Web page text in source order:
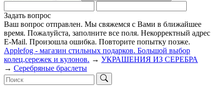
Задать вопрос
Ваш вопрос отправлен. Мы свяжемся с Вами в ближайшее
время. Пожалуйста, заполните все поля. Некорректный адрес
E-Mail. Произошла ошибка. Повторите попытку позже.
Applefog - магазин стильных подарков. Большой выбор
колец,сережек и кулонов. → УКРАШЕНИЯ ИЗ СЕРЕБРА
→ Серебряные браслеты